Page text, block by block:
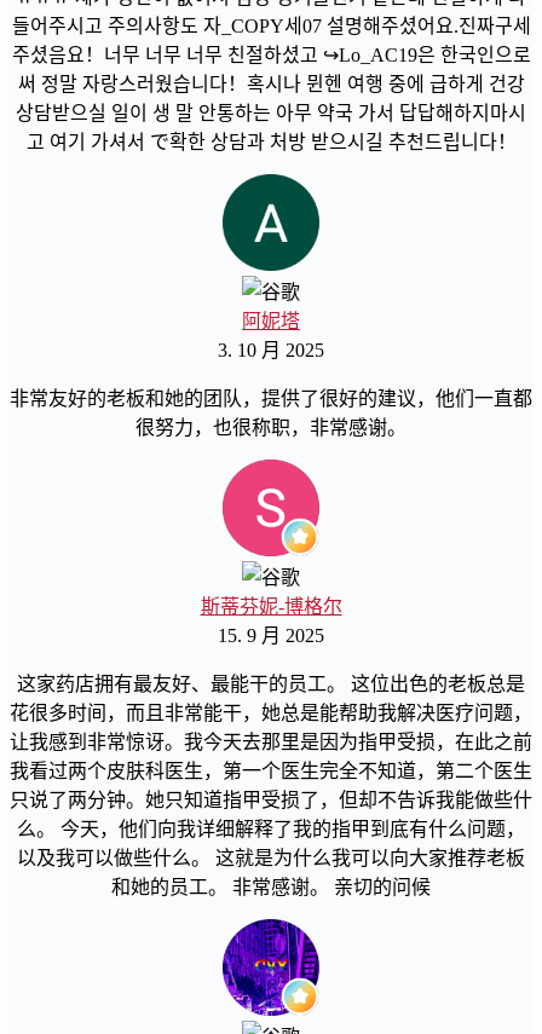
들어주시고 주의사항도 자_COPY세07 설명해주셨어요.진짜구세
주셨음요！너무 너무 너무 친절하셨고 ↪Lo_AC19은 한국인으로
써 정말 자랑스러웠습니다！혹시나 뮌헨 여행 중에 급하게 건강
상담받으실 일이 생 말 안통하는 아무 약국 가서 답답해하지마시
고 여기 가셔서 で확한 상담과 처방 받으시길 추천드립니다！
阿妮塔
3. 10 月 2025
非常友好的老板和她的团队，提供了很好的建议，他们一直都
很努力，也很称职，非常感谢。
斯蒂芬妮-博格尔
15. 9 月 2025
这家药店拥有最友好、最能干的员工。 这位出色的老板总是
花很多时间，而且非常能干，她总是能帮助我解决医疗问题，
让我感到非常惊讶。我今天去那里是因为指甲受损，在此之前
我看过两个皮肤科医生，第一个医生完全不知道，第二个医生
只说了两分钟。她只知道指甲受损了，但却不告诉我能做些什
么。 今天，他们向我详细解释了我的指甲到底有什么问题，
以及我可以做些什么。 这就是为什么我可以向大家推荐老板
和她的员工。 非常感谢。 亲切的问候